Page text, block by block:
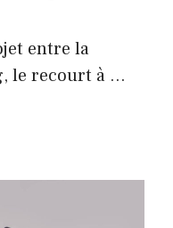
entre la
le recourt à …